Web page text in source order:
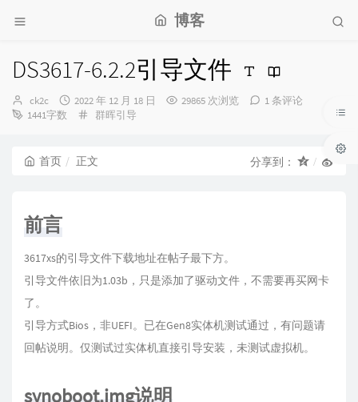
博客
DS3617-6.2.2引导文件
博
主：
ck2c
发
布
2022 年 12 月 18 日 29865 次浏览
1 条评论
1441字数
分
群晖引导
首页 正文 分享到：
前言
3617xs的引导文件下载地址在帖子最下方。
引导文件依旧为1.03b，只是添加了驱动文件，不需要再买网卡
了。
引导方式Bios，非UEFI。已在Gen8实体机测试通过，有问题请
回帖说明。仅测试过实体机直接引导安装，未测试虚拟机。
synoboot.img说明